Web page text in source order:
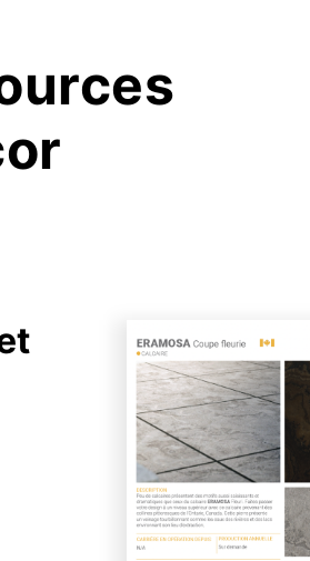
Échantillons